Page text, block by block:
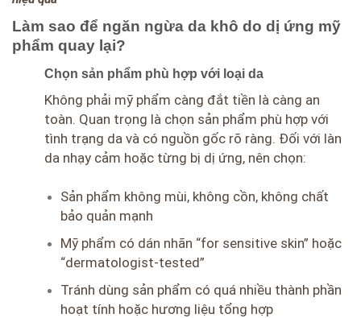
Làm sao để ngăn ngừa da khô do dị ứng mỹ
phẩm quay lại?
Chọn sản phẩm phù hợp với loại da
Không phải mỹ phẩm càng đắt tiền là càng an
toàn. Quan trọng là chọn sản phẩm phù hợp với
tình trạng da và có nguồn gốc rõ ràng. Đối với làn
da nhạy cảm hoặc từng bị dị ứng, nên chọn:
Sản phẩm không mùi, không cồn, không chất
bảo quản mạnh
Mỹ phẩm có dán nhãn “for sensitive skin” hoặc
“dermatologist-tested”
Tránh dùng sản phẩm có quá nhiều thành phần
hoạt tính hoặc hương liệu tổng hợp